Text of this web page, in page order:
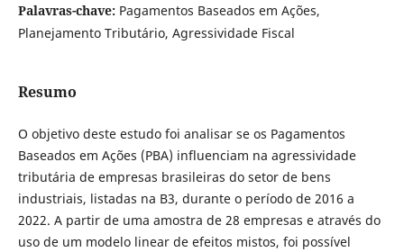
Palavras-chave: Pagamentos Baseados em Ações,
Planejamento Tributário, Agressividade Fiscal
Resumo
O objetivo deste estudo foi analisar se os Pagamentos
Baseados em Ações (PBA) influenciam na agressividade
tributária de empresas brasileiras do setor de bens
industriais, listadas na B3, durante o período de 2016 a
2022. A partir de uma amostra de 28 empresas e através do
uso de um modelo linear de efeitos mistos, foi possível